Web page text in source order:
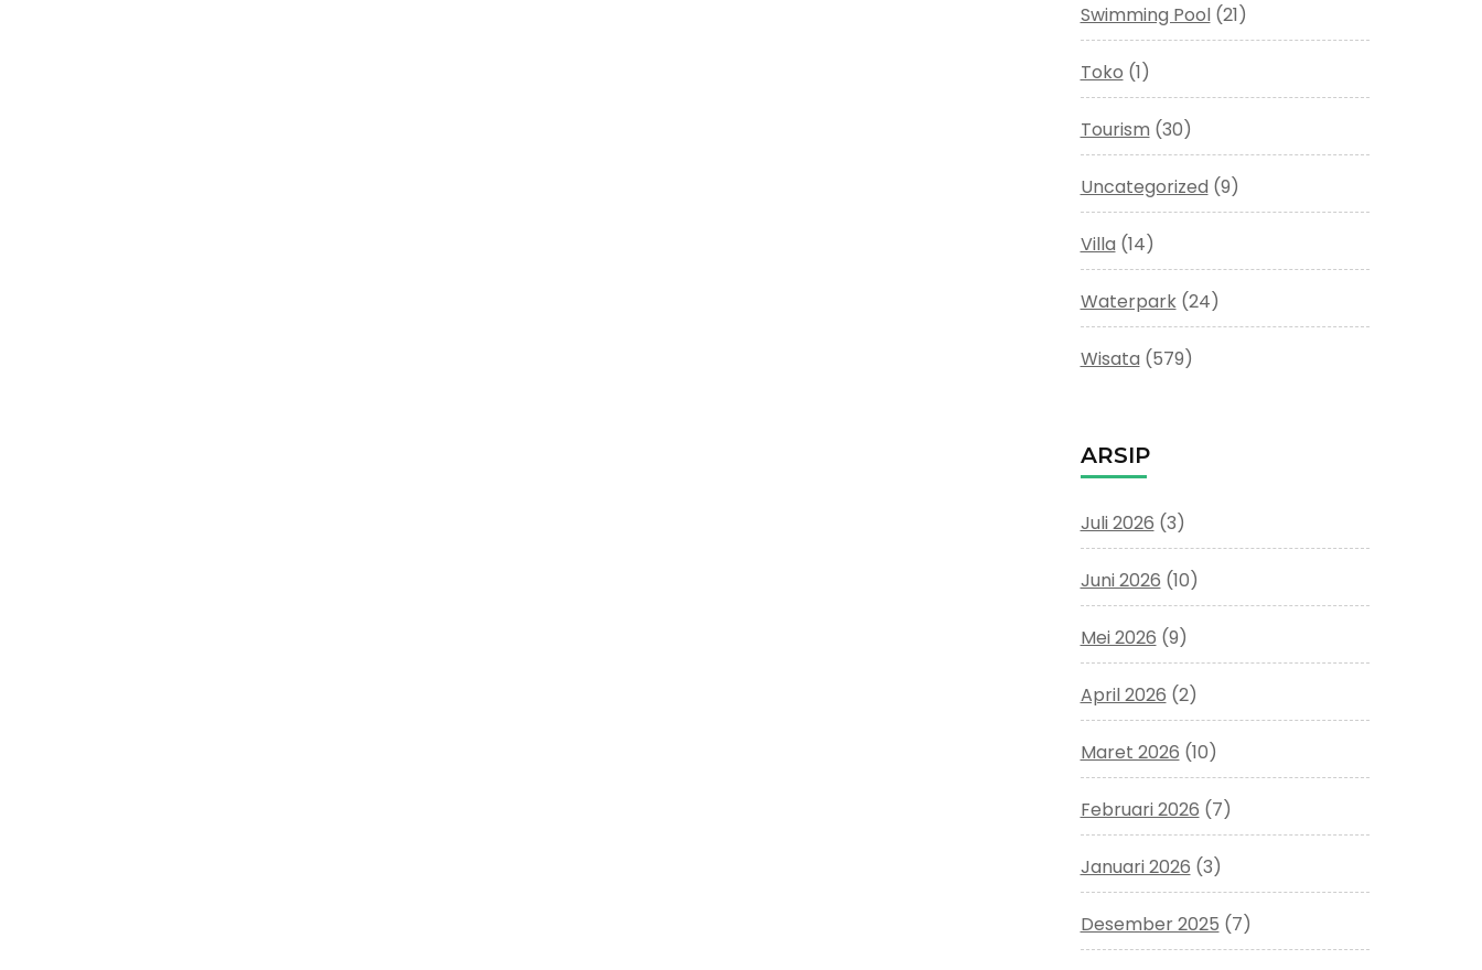
Swimming Pool(21)
Toko (1)
Tourism (30)
Uncategorized (9)
Villa (14)
Waterpark(24)
Wisata (579)
ARSIP
Juli 2026 (3)
Juni 2026 (10)
Mei 2026 (9)
April 2026 (2)
Maret 2026 (10)
Februari 2026 (7)
Januari 2026 (3)
Desember 2025 (7)